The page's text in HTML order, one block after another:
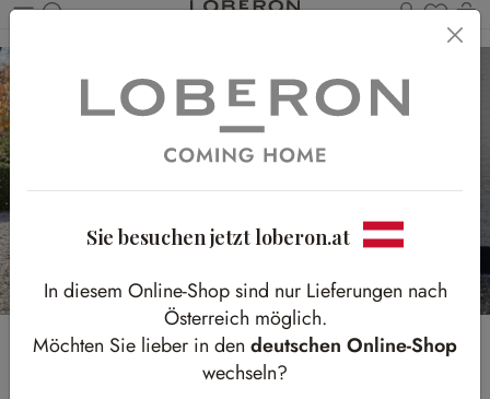
Du
GARTENIDYLLE
Sie besuchen jetzt loberon.at
In diesem Online-Shop sind nur Lieferungen nach
Österreich möglich.
Möchten Sie lieber in den deutschen Online-Shop
wechseln?